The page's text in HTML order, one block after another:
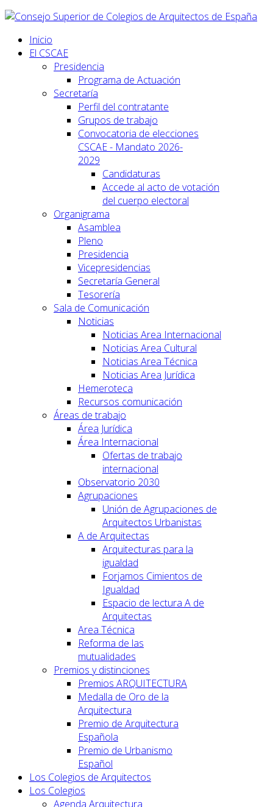
Inicio
El CSCAE
Presidencia
Programa de Actuación
Secretaría
Perfil del contratante
Grupos de trabajo
Convocatoria de elecciones
CSCAE - Mandato 2026-
2029
Candidaturas
Accede al acto de votación
del cuerpo electoral
Organigrama
Asamblea
Pleno
Presidencia
Vicepresidencias
Secretaría General
Tesorería
Sala de Comunicación
Noticias
Noticias Area Internacional
Noticias Area Cultural
Noticias Area Técnica
Noticias Area Jurídica
Hemeroteca
Recursos comunicación
Áreas de trabajo
Área Jurídica
Área Internacional
Ofertas de trabajo
internacional
Observatorio 2030
Agrupaciones
Unión de Agrupaciones de
Arquitectos Urbanistas
A de Arquitectas
Arquitecturas para la
igualdad
Forjamos Cimientos de
Igualdad
Espacio de lectura A de
Arquitectas
Area Técnica
Reforma de las
mutualidades
Premios y distinciones
Premios ARQUITECTURA
Medalla de Oro de la
Arquitectura
Premio de Arquitectura
Española
Premio de Urbanismo
Español
Los Colegios de Arquitectos
Los Colegios
Agenda Arquitectura